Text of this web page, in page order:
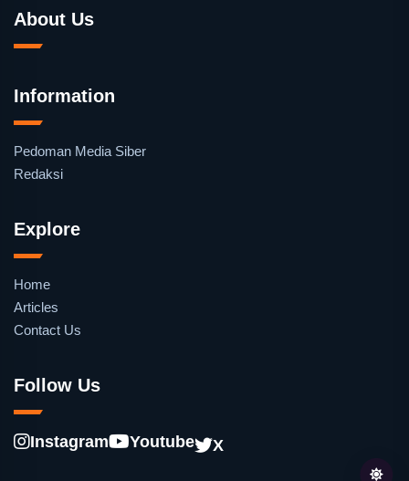
About Us
Information
Pedoman Media Siber
Redaksi
Explore
Home
Articles
Contact Us
Follow Us
Instagram Youtube X